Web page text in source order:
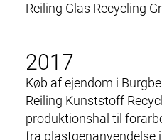
Reiling Glas Recycling
2017
Køb af ejendom i
Reiling Kunststoff
produktionshal til
fra plastgenanvendelse